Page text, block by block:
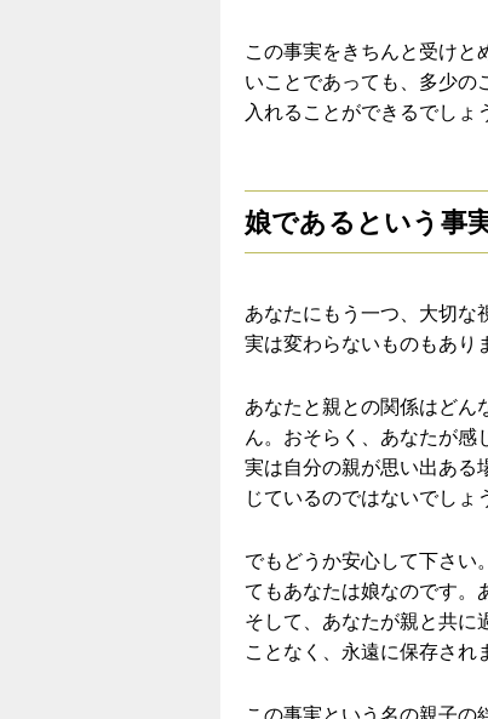
この事実をきちんと受けと
いことであっても、多少の
入れることができるでしょ
娘であるという事
あなたにもう一つ、大切な
実は変わらないものもあり
あなたと親との関係はどん
ん。おそらく、あなたが感
実は自分の親が思い出ある
じているのではないでしょ
でもどうか安心して下さい
てもあなたは娘なのです。
そして、あなたが親と共に
ことなく、永遠に保存され
この事実という名の親子の